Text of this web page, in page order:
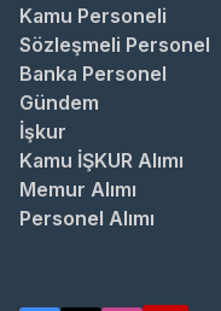
Kamu Personeli
Sözleşmeli Personel
Banka Personel
Gündem
İşkur
Kamu İŞKUR Alımı
Memur Alımı
Personel Alımı